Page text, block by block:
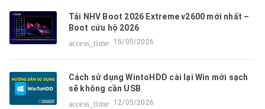
Tải NHV Boot 2026 Extreme v2600 mới nhất –
Boot cứu hộ 2026
access_time
15/05/2026
Cách sử dụng WintoHDD cài lại Win mới sạch
sẽ không cần USB
access_time
12/05/2026